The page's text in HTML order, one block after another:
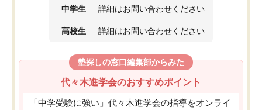
中学生 詳細はお問い合わせください
高校生 詳細はお問い合わせください
塾探しの窓口編集部からみた
代々木進学会のおすすめポイント
「中学受験に強い」代々木進学会の指導をオンライ